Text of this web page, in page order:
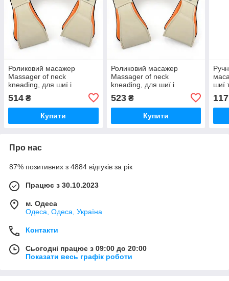
Роликовий масажер
Massager of neck
kneading, для шиї і
514 ₴
Купити
Роликовий масажер
Massager of neck
kneading, для шиї і
плечей, 12V, 24W iC227
523₴
Купити
шиї
117
Про нас
87% позитивних з 4884 відгуків за рік
Працює з 30.10.2023
м. Одеса
Одеса, Одеса, Україна
Контакти
Сьогодні працює з 09:00 до 20:00
Показати весь графік роботи